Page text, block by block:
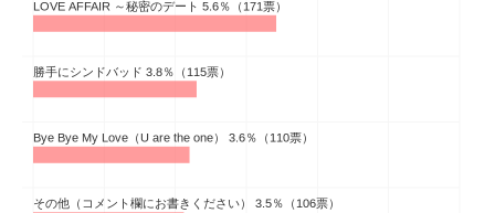
エレクトロニクス専門サイト